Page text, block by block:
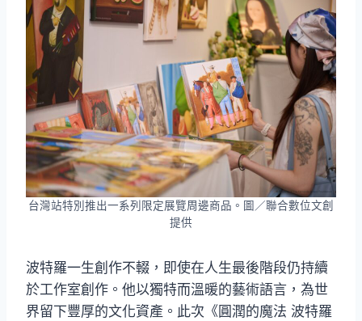
台灣站特別推出一系列限定展覽周邊商品。圖／聯合數位文創
提供
波特羅一生創作不輟，即使在人生最後階段仍持續
於工作室創作。他以獨特而溫暖的藝術語言，為世
界留下豐厚的文化資產。此次《圓潤的魔法 波特羅